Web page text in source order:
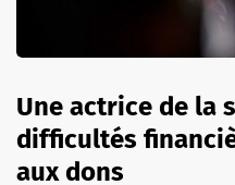
Une actrice de la
difficultés
aux dons